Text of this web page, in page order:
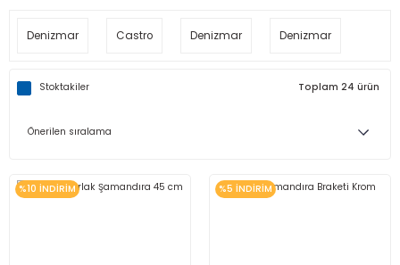
Denizmar Castro Denizmar Denizmar
Stoktakiler Toplam 24 ürün
%10 İNDİRİM %5 İNDİRİM